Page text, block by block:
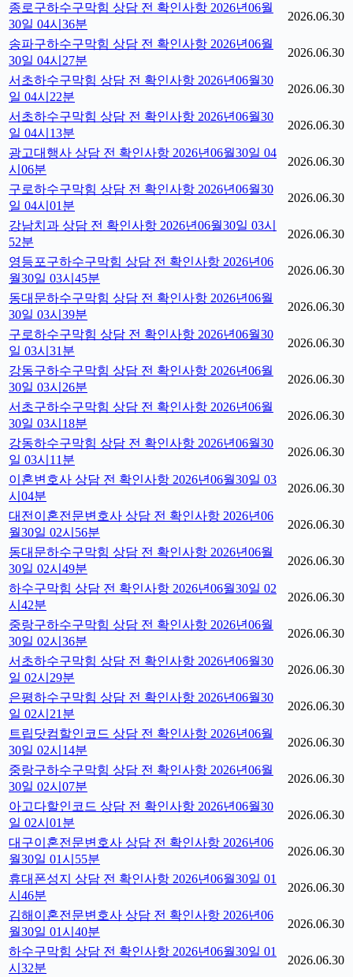
종로구하수구막힘 상담 전 확인사항 2026년06월
30일 04시36분
2026.06.30
송파구하수구막힘 상담 전 확인사항 2026년06월
30일 04시27분
2026.06.30
서초하수구막힘 상담 전 확인사항 2026년06월30
일 04시22분
2026.06.30
서초하수구막힘 상담 전 확인사항 2026년06월30
일 04시13분
2026.06.30
광고대행사 상담 전 확인사항 2026년06월30일 04
시06분
2026.06.30
구로하수구막힘 상담 전 확인사항 2026년06월30
일 04시01분
2026.06.30
강남치과 상담 전 확인사항 2026년06월30일 03시
52분
2026.06.30
영등포구하수구막힘 상담 전 확인사항 2026년06
월30일 03시45분
2026.06.30
동대문하수구막힘 상담 전 확인사항 2026년06월
30일 03시39분
2026.06.30
구로하수구막힘 상담 전 확인사항 2026년06월30
일 03시31분
2026.06.30
강동구하수구막힘 상담 전 확인사항 2026년06월
30일 03시26분
2026.06.30
서초구하수구막힘 상담 전 확인사항 2026년06월
30일 03시18분
2026.06.30
강동하수구막힘 상담 전 확인사항 2026년06월30
일 03시11분
2026.06.30
이혼변호사 상담 전 확인사항 2026년06월30일 03
시04분
2026.06.30
대전이혼전문변호사 상담 전 확인사항 2026년06
월30일 02시56분
2026.06.30
동대문하수구막힘 상담 전 확인사항 2026년06월
30일 02시49분
2026.06.30
하수구막힘 상담 전 확인사항 2026년06월30일 02
시42분
2026.06.30
중랑구하수구막힘 상담 전 확인사항 2026년06월
30일 02시36분
2026.06.30
서초하수구막힘 상담 전 확인사항 2026년06월30
일 02시29분
2026.06.30
은평하수구막힘 상담 전 확인사항 2026년06월30
일 02시21분
2026.06.30
트립닷컴할인코드 상담 전 확인사항 2026년06월
30일 02시14분
2026.06.30
중랑구하수구막힘 상담 전 확인사항 2026년06월
30일 02시07분
2026.06.30
아고다할인코드 상담 전 확인사항 2026년06월30
일 02시01분
2026.06.30
대구이혼전문변호사 상담 전 확인사항 2026년06
월30일 01시55분
2026.06.30
휴대폰성지 상담 전 확인사항 2026년06월30일 01
시46분
2026.06.30
김해이혼전문변호사 상담 전 확인사항 2026년06
월30일 01시40분
2026.06.30
하수구막힘 상담 전 확인사항 2026년06월30일 01
시32분
2026.06.30